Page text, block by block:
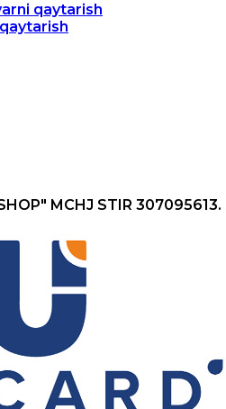
qaytarish
MCHJ STIR 307095613.